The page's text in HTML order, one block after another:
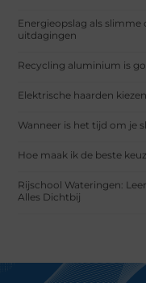
Energieopslag als slimme
uitdagingen
Recycling aluminium is
Elektrische haarden
Wanneer is het tijd om je
Hoe maak ik de beste
Rijschool Wateringen:
Alles Dichtbij